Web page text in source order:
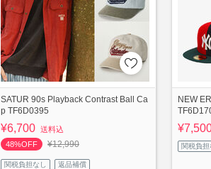
SATUR 90s Playback Contrast Ball Ca
p TF6D0395
¥6,700 送料込
48%OFF
¥12,990
関税負担なし 返品補償
NEW
関税負担